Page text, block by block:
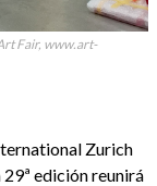
Fair, www.art-
Zurich
29ª edición reunirá